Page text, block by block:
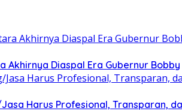
Akhirnya Diaspal Era Gubernur Bobby
Harus Profesional, Transparan,